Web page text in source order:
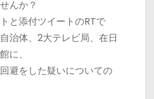
んか？
と添付ツイートのRTで
治体、2大テレビ局、在日
に、
避をした疑いについての